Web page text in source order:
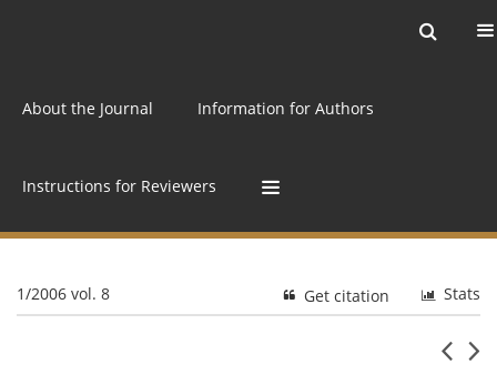
About the Journal Information for Authors
Instructions for Reviewers
1/2006 vol. 8 Stats
Get citation